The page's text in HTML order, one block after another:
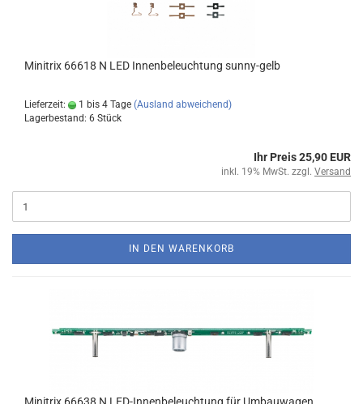
Minitrix 66618 N LED Innenbeleuchtung sunny-gelb
Lieferzeit: 1 bis 4 Tage (Ausland abweichend)
Lagerbestand: 6 Stück
Ihr Preis 25,90 EUR
inkl. 19% MwSt. zzgl. Versand
IN DEN WARENKORB